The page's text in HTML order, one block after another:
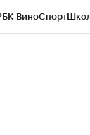
ВиноСпорт